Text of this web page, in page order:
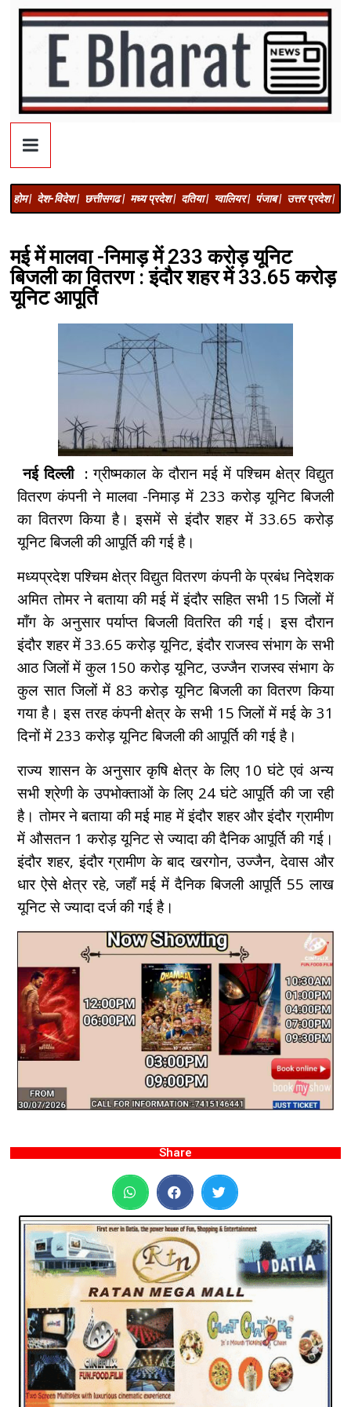
होम | देश-विदेश | छत्तीसगढ | मध्य प्रदेश | दतिया | ग्वालियर | पंजाब | उत्तर प्रदेश |
मई में मालवा -निमाड़ में 233 करोड़ यूनिट
बिजली का वितरण : इंदौर शहर में 33.65 करोड़
यूनिट आपूर्ति
नई दिल्ली : ग्रीष्मकाल के दौरान मई में पश्चिम क्षेत्र विद्युत
वितरण कंपनी ने मालवा -निमाड़ में 233 करोड़ यूनिट बिजली
का वितरण किया है। इसमें से इंदौर शहर में 33.65 करोड़
यूनिट बिजली की आपूर्ति की गई है।
मध्यप्रदेश पश्चिम क्षेत्र विद्युत वितरण कंपनी के प्रबंध निदेशक
अमित तोमर ने बताया की मई में इंदौर सहित सभी 15 जिलों में
माँग के अनुसार पर्याप्त बिजली वितरित की गई। इस दौरान
इंदौर शहर में 33.65 करोड़ यूनिट, इंदौर राजस्व संभाग के सभी
आठ जिलों में कुल 150 करोड़ यूनिट, उज्जैन राजस्व संभाग के
कुल सात जिलों में 83 करोड़ यूनिट बिजली का वितरण किया
गया है। इस तरह कंपनी क्षेत्र के सभी 15 जिलों में मई के 31
दिनों में 233 करोड़ यूनिट बिजली की आपूर्ति की गई है।
राज्य शासन के अनुसार कृषि क्षेत्र के लिए 10 घंटे एवं अन्य
सभी श्रेणी के उपभोक्ताओं के लिए 24 घंटे आपूर्ति की जा रही
है। तोमर ने बताया की मई माह में इंदौर शहर और इंदौर ग्रामीण
में औसतन 1 करोड़ यूनिट से ज्यादा की दैनिक आपूर्ति की गई।
इंदौर शहर, इंदौर ग्रामीण के बाद खरगोन, उज्जैन, देवास और
धार ऐसे क्षेत्र रहे, जहाँ मई में दैनिक बिजली आपूर्ति 55 लाख
यूनिट से ज्यादा दर्ज की गई है।
Share